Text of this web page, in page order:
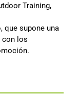
Training,
que supone una
con los